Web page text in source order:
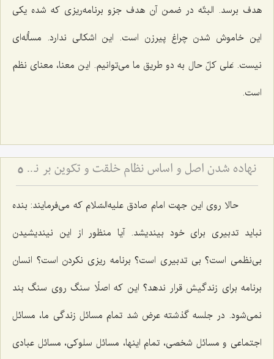
هدف برسد. البتّه در ضمن آن هدف جزو برنامه‌ریزی كه شده یكی
این خاموش شدن چراغ پیرزن است. این اشكالی ندارد. مسأله‌ای
نیست. عَلی كلّ حال به دو طریق ما می‌توانیم. این معنا، معنای نظم
است.
نهاده شدن اصل و اساس نظام خلقت و تكوین بر نظم 5
حالا روی این جهت امام صادق علیه‌السّلام كه می‌فرمایند: بنده
نباید تدبیری برای خود بیندیشد. آیا منظور از این نیندیشیدن
بی‌نظمی است؟ بی تدبیری است؟ برنامه ریزی نكردن است؟ انسان
برنامه برای زندگیش قرار ندهد؟ این كه اصلًا سنگ روی سنگ بند
نمی‌شود. در جلسه گذشته عرض شد تمام مسائل زندگی ما، مسائل
اجتماعی و مسائل شخصی، تمام اینها، مسائل سلوكی، مسائل عبادی